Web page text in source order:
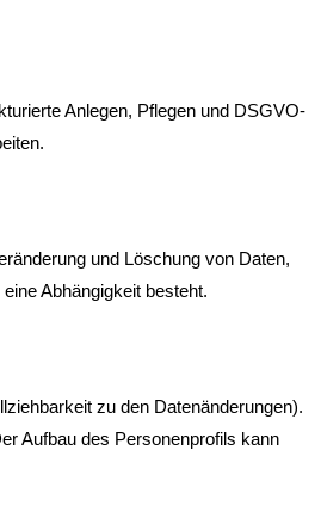
Anlegen, Pflegen und DSGVO-
und Löschung von Daten,
Abhängigkeit besteht.
zu den Datenänderungen).
Aufbau des Personenprofils kann